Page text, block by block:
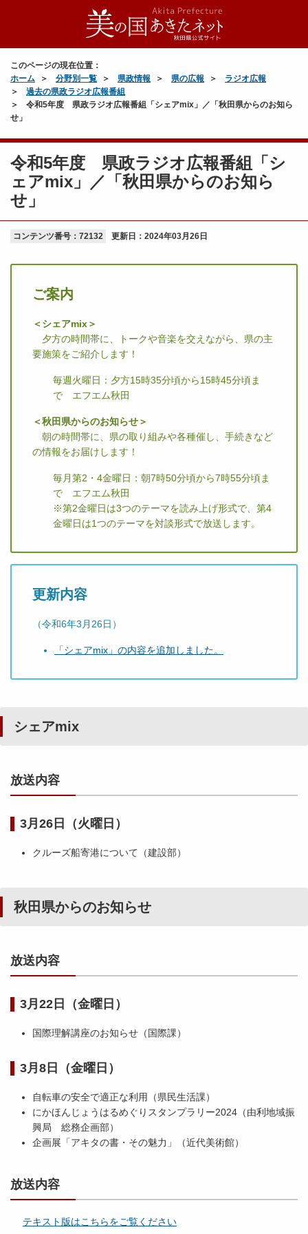
このページの現在位置：
ホーム
分野別一覧 県政情報 県の広報
ラジオ広報
過去の県政ラジオ広報番組
令和5年度 県政ラジオ広報番組「シェアmix」／「秋田県からのお知ら
せ」
令和5年度 県政ラジオ広報番組「シ
ェアmix」／「秋田県からのお知ら
せ」
コンテンツ番号：72132 更新日： 2024年03月26日
ご案内
＜シェアmix＞
夕方の時間帯に、トークや音楽を交えながら、県の主
要施策をご紹介します！
毎週火曜日：夕方15時35分頃から15時45分頃ま
で エフエム秋田
＜秋田県からのお知らせ＞
朝の時間帯に、県の取り組みや各種催し、手続きなど
の情報をお届けします！
毎月第2・4金曜日：朝7時50分頃から7時55分頃ま
で エフエム秋田
※第2金曜日は3つのテーマを読み上げ形式で、第4
金曜日は1つのテーマを対談形式で放送します。
更新内容
（令和6年3月26日）
「シェアmix」の内容を追加しました。
シェアmix
放送内容
3月26日（火曜日）
クルーズ船寄港について（建設部）
秋田県からのお知らせ
放送内容
3月22日（金曜日）
国際理解講座のお知らせ（国際課）
3月8日（金曜日）
自転車の安全で適正な利用（県民生活課）
にかほんじょうはるめぐりスタンプラリー2024（由利地域振
興局 総務企画部）
企画展「アキタの書・その魅力」（近代美術館）
放送内容
テキスト版はこちらをご覧ください